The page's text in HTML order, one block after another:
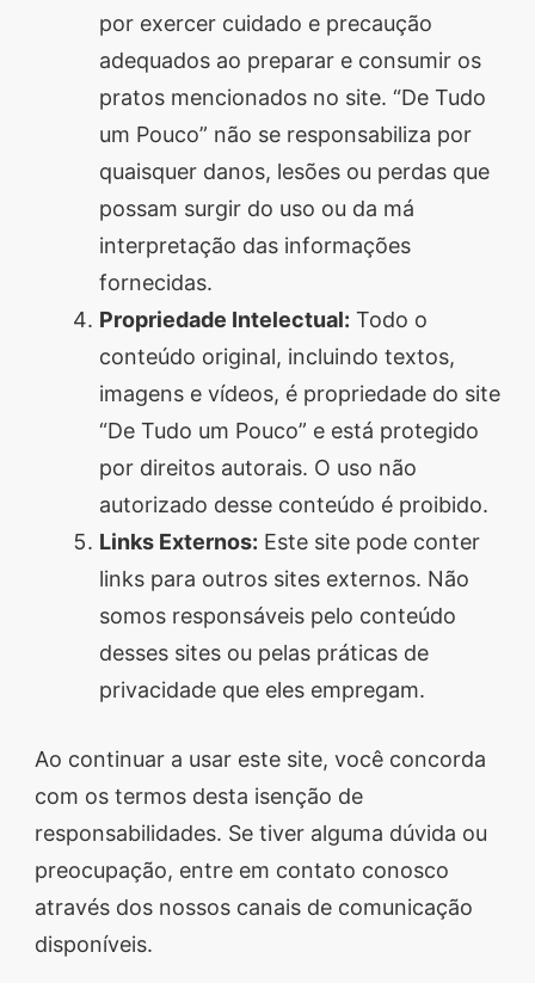
por exercer cuidado e precaução
adequados ao preparar e consumir os
pratos mencionados no site. “De Tudo
um Pouco” não se responsabiliza por
quaisquer danos, lesões ou perdas que
possam surgir do uso ou da má
interpretação das informações
fornecidas.
Propriedade Intelectual: Todo o
conteúdo original, incluindo textos,
imagens e vídeos, é propriedade do site
“De Tudo um Pouco” e está protegido
por direitos autorais. O uso não
autorizado desse conteúdo é proibido.
Links Externos: Este site pode conter
links para outros sites externos. Não
somos responsáveis pelo conteúdo
desses sites ou pelas práticas de
privacidade que eles empregam.
Ao continuar a usar este site, você concorda
com os termos desta isenção de
responsabilidades. Se tiver alguma dúvida ou
preocupação, entre em contato conosco
através dos nossos canais de comunicação
disponíveis.